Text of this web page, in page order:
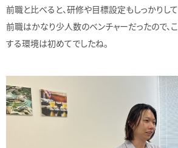
前職と比べると、研修や目標設定もしっかりして
前職はかなり少人数のベンチャーだったので、
する環境は初めてでしたね。